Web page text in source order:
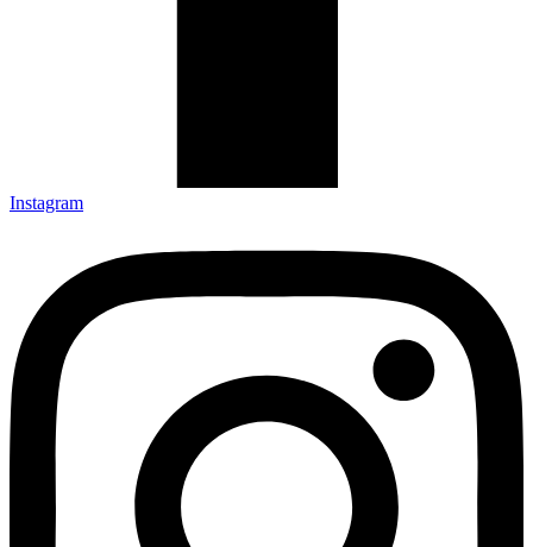
Instagram